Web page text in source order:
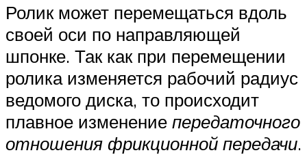
Ролик может перемещаться вдоль
своей оси по направляющей
шпонке. Так как при перемещении
ролика изменяется рабочий радиус
ведомого диска, то происходит
плавное изменение передаточного
отношения фрикционной передачи.